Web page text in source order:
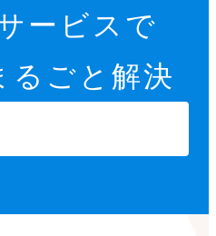
季節に合わせた期間限定の
。
成
イルや、商品ページ内に掲
示設定
デザインカスタマイズを行
さまにご用意いただきます
グの設計や設置を行いま
ービスで
るごと解決